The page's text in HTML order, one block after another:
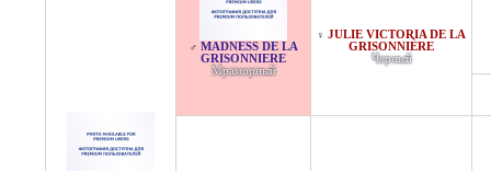
♂ MADNESS DE LA
GRISONNIERE
Мраморный
♀ JULIE VICTORIA DE LA
GRISONNIÈRE
Черный